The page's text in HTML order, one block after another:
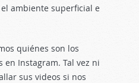
ambiente superficial e
quiénes son los
Instagram. Tal vez ni
sus videos si nos